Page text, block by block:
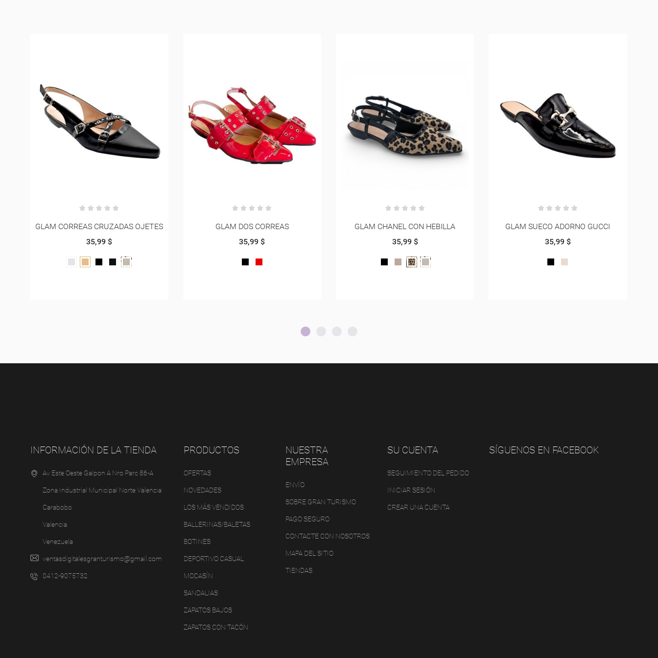
GLAM DOS CORREAS
35,99 $
NEGROROJO
GLAM CHANEL CON HEBILLA
35,99 $
NEGRO
BEIGEANIMAL
GLAM SUECO ADORNO GUCCI
35,99 $
NEGRO
HUESO
GLAM CHANEL CORREA CENTRO
35,99 $
BLANCO
VINOTINTO
NEGRO
INFORMACIÓN DE LA TIENDA
Av Este Oeste Galpon A Nro Parc 86-A
Zona Industrial Municipal Norte Valencia
Carabobo
Valencia
Venezuela
ventasdigitalesgranturismo@gmail.com
0412-9075732
PRODUCTOS
OFERTAS
NOVEDADES
LOS MÁS VENDIDOS
BALLERINAS/BALETAS
BOTINES
DEPORTIVO CASUAL
MOCASÍN
SANDALIAS
ZAPATOS BAJOS
ZAPATOS CON TACÓN
NUESTRA
EMPRESA
ENVÍO
SOBRE GRAN TURISMO
PAGO SEGURO
CONTACTE CON NOSOTROS
MAPA DEL SITIO
TIENDAS
SU CUENTA
SEGUIMIENTO DEL PEDIDO
INICIAR SESIÓN
CREAR UNA CUENTA
SÍGUENOS EN FACEBOOK